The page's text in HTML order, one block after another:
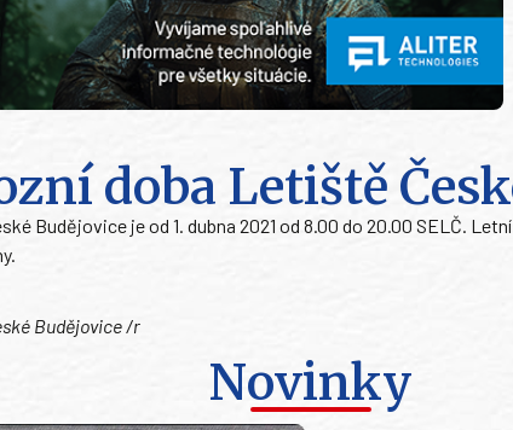
doba Letiště
Budějovice je od 1. dubna 2021 od 8.00 do 20.00 SELČ.
Budějovice /r
Novinky